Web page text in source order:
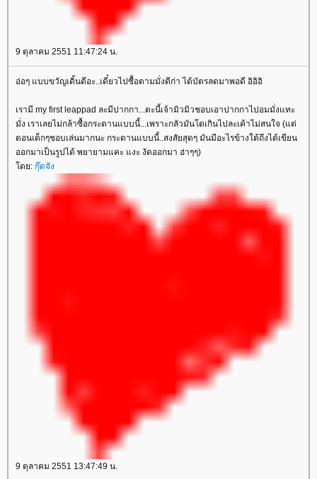
9 ตุลาคม 2551 11:47:24 น.
อ่อๆ แบบขวัญเดิ้นดีอะ..เดี๋ยวไปซื้อตามมั่งดีก่า ได้บัตรลดมาพอดี อิอิอิ
เรามี my first leappad ละมีปากกา...ตะนี้เจ้ามิวมิวชอบเอาปากกาไปอมมั่งแทะ
มั่ง เราเลยไม่กล้าซื้อกระดานแบบนี้...เพราะกลัวมันโตเกินไปละเค้าไม่สนใจ (แต่
ตอนเด็กๆชอบเล่นมากนะ กระดานแบบนี้..สงสัยสุดๆ มันมีอะไรข้างใต้ถึงได้เขียน
ออกมาเป็นรูปได้ พยายามแคะ แงะ งัดออกมา ฮ่าๆๆ)
ดย: กุ๊ดจัง
9 ตุลาคม 2551 13:47:49 น.